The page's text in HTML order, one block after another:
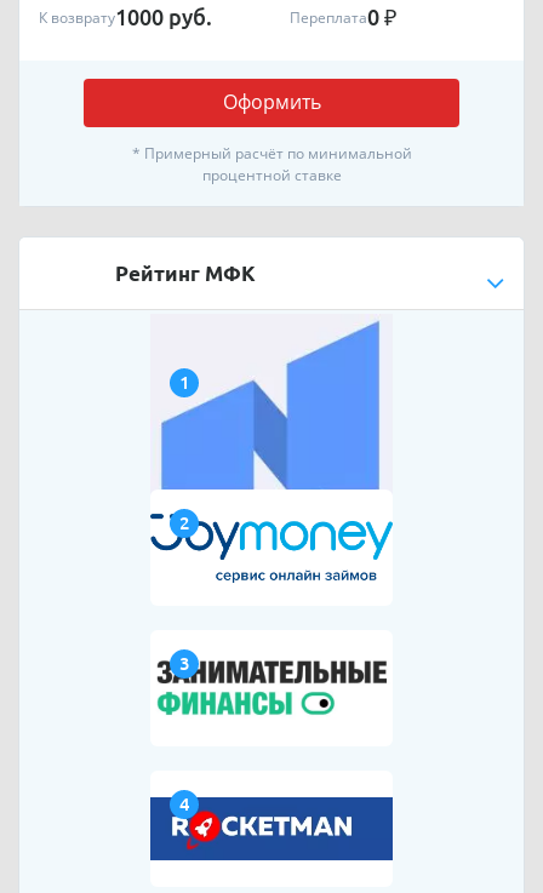
Оформить
К возврату1000 руб. Переплата0 ₽
* Примерный расчёт по минимальной
процентной ставке
Рейтинг МФК
1
2
3
4